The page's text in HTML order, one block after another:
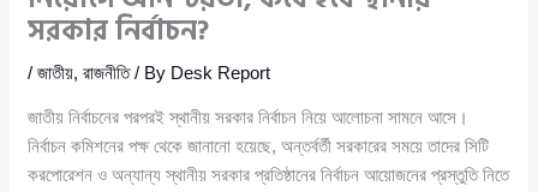
সরকার নির্বাচন?
/জাতীয়,রাজনীতি/ By Desk Report
জাতীয় নির্বাচনের পরপরই স্থানীয় সরকার নির্বাচন নিয়ে আলোচনা সামনে আসে।
নির্বাচন কমিশনের পক্ষ থেকে জানানো হয়েছে, অন্তর্বর্তী সরকারের সময়ে তাদের সিটি
করপোরেশন ও অন্যান্য স্থানীয় সরকার প্রতিষ্ঠানের নির্বাচন আয়োজনের প্রস্তুতি নিতে